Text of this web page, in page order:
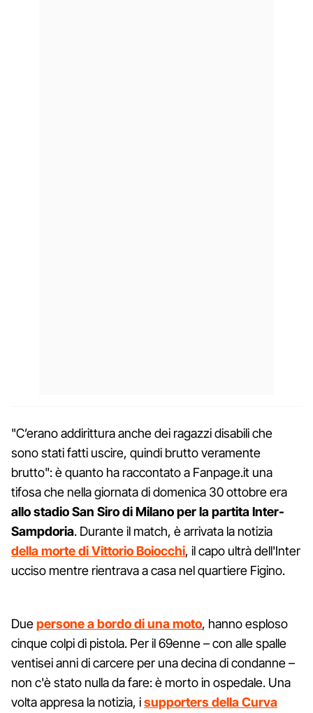
"C’erano addirittura anche dei ragazzi disabili che
sono stati fatti uscire, quindi brutto veramente
brutto": è quanto ha raccontato a Fanpage.it una
tifosa che nella giornata di domenica 30 ottobre era
allo stadio San Siro di Milano per la partita Inter-
Sampdoria. Durante il match, è arrivata la notizia
della morte di Vittorio Boiocchi, il capo ultrà dell'Inter
ucciso mentre rientrava a casa nel quartiere Figino.
Duepersone a bordo di una moto, hanno esploso
cinque colpi di pistola. Per il 69enne – con alle spalle
ventisei anni di carcere per una decina di condanne –
non c'è stato nulla da fare: è morto in ospedale. Una
volta appresa la notizia, isupporters della Curva